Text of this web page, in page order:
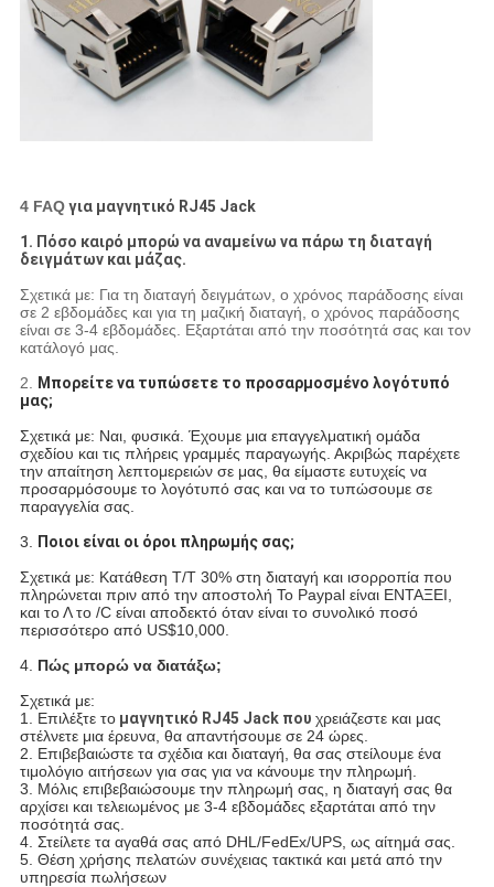
4 FAQγια μαγνητικό RJ45 Jack
1. Πόσο καιρό μπορώ να αναμείνω να πάρω τη διαταγή
δειγμάτων και μάζας.
Σχετικά με: Για τη διαταγή δειγμάτων, ο χρόνος παράδοσης είναι
σε 2 εβδομάδες και για τη μαζική διαταγή, ο χρόνος παράδοσης
είναι σε 3-4 εβδομάδες. Εξαρτάται από την ποσότητά σας και τον
κατάλογό μας.
2.
Μπορείτε να τυπώσετε το προσαρμοσμένο λογότυπό
μας;
Σχετικά με: Ναι, φυσικά. Έχουμε μια επαγγελματική ομάδα
σχεδίου και τις πλήρεις γραμμές παραγωγής. Ακριβώς παρέχετε
την απαίτηση λεπτομερειών σε μας, θα είμαστε ευτυχείς να
προσαρμόσουμε το λογότυπό σας και να το τυπώσουμε σε
παραγγελία σας.
3.
Ποιοι είναι οι όροι πληρωμής σας;
Σχετικά με: Κατάθεση T/T 30% στη διαταγή και ισορροπία που
πληρώνεται πριν από την αποστολή Το Paypal είναι ΕΝΤΑΞΕΙ,
και το Λ το /C είναι αποδεκτό όταν είναι το συνολικό ποσό
περισσότερο από US$10,000.
4. Πώς μπορώ να διατάξω;
Σχετικά με:
1. Επιλέξτε τομαγνητικό RJ45 Jack που χρειάζεστε και μας
στέλνετε μια έρευνα, θα απαντήσουμε σε 24 ώρες.
2. Επιβεβαιώστε τα σχέδια και διαταγή, θα σας στείλουμε ένα
τιμολόγιο αιτήσεων για σας για να κάνουμε την πληρωμή.
3. Μόλις επιβεβαιώσουμε την πληρωμή σας, η διαταγή σας θα
αρχίσει και τελειωμένος με 3-4 εβδομάδες εξαρτάται από την
ποσότητά σας.
4. Στείλετε τα αγαθά σας από DHL/FedEx/UPS, ως αίτημά σας.
5. Θέση χρήσης πελατών συνέχειας τακτικά και μετά από την
υπηρεσία πωλήσεων